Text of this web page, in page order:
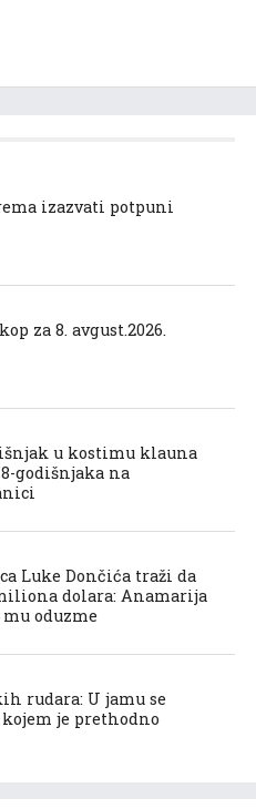
izazvati potpuni
za 8. avgust.2026.
u kostimu klauna
godišnjaka na
Luke Dončića traži da
dolara: Anamarija
oduzme
rudara: U jamu se
je prethodno